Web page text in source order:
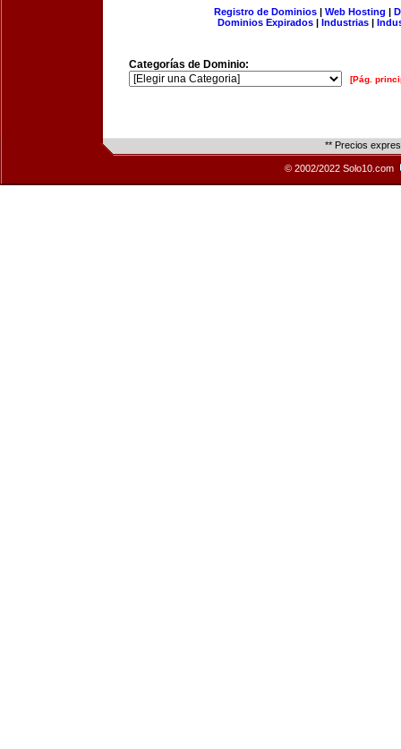
Registro de Dominios| Web Hosting |
Dominios Expirados | Industrias |
Categorías de Dominio:
[Pág.
** Precios
© 2002/2022 Solo10.com